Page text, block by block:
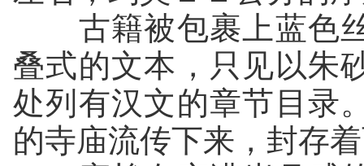
古籍被包裹上蓝色丝
叠式的文本，只见以朱
处列有汉文的章节目录
的寺庙流传下来，封存